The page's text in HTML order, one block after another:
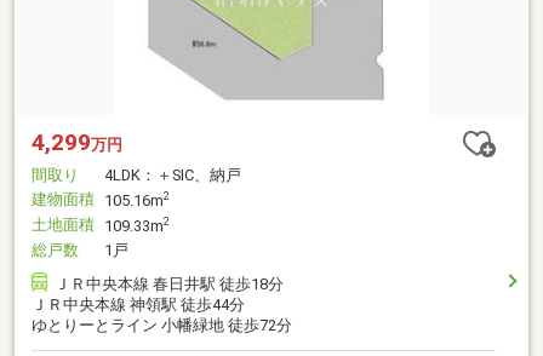
4,299万円
間取り
4LDK：＋SIC、納戸
建物面積 105.16m2
土地面積 109.33m2
総戸数
1戸
ＪＲ中央本線 春日井駅 徒歩18分
ＪＲ中央本線 神領駅 徒歩44分
ゆとりーとライン 小幡緑地 徒歩72分